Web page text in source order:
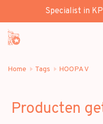
Specialist in
Home Tags HOOPA V
Producten